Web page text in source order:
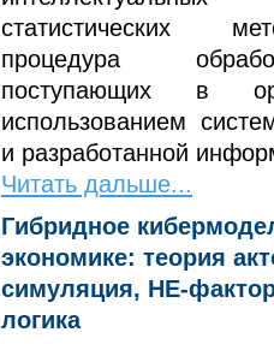
статистических
процедура
поступающих в
использованием
и разработанной
Читать дальше...
Гибридное
экономике: теория
симуляция, НЕ-
логика